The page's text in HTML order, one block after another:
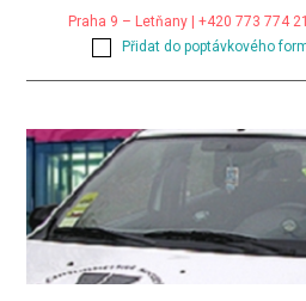
Praha 9 – Letňany | +420 773 774
Přidat do poptávkového